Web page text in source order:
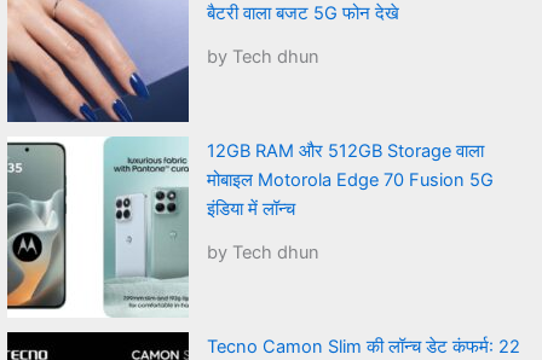
बैटरी वाला बजट 5G फोन देखे
by Tech dhun
12GB RAM और 512GB Storage वाला
मोबाइल Motorola Edge 70 Fusion 5G
इंडिया में लॉन्च
by Tech dhun
Tecno Camon Slim की लॉन्च डेट कंफर्म: 22